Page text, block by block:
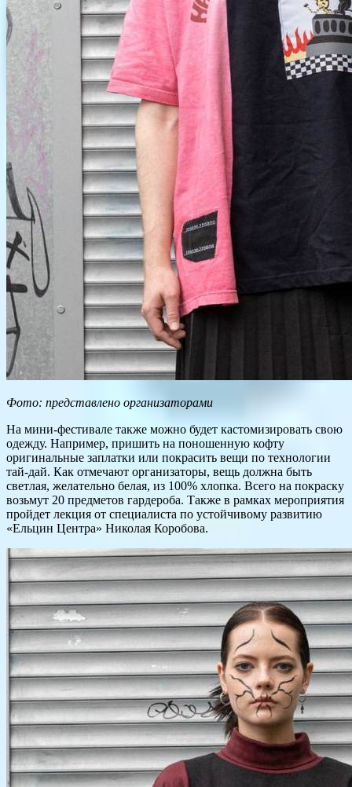
Фото: представлено организаторами
На мини-фестивале также можно будет кастомизировать свою
одежду. Например, пришить на поношенную кофту
оригинальные заплатки или покрасить вещи по технологии
тай-дай. Как отмечают организаторы, вещь должна быть
светлая, желательно белая, из 100% хлопка. Всего на покраску
возьмут 20 предметов гардероба. Также в рамках мероприятия
пройдет лекция от специалиста по устойчивому развитию
«Ельцин Центра» Николая Коробова.